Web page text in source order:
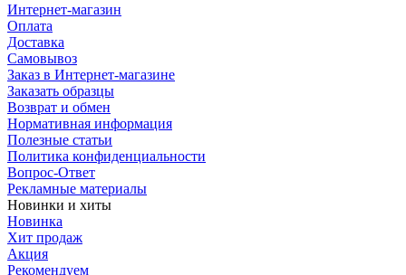
Интернет-магазин
Оплата
Доставка
Самовывоз
Заказ в Интернет-магазине
Заказать образцы
Возврат и обмен
Нормативная информация
Полезные статьи
Политика конфиденциальности
Вопрос-Ответ
Рекламные материалы
Новинки и хиты
Новинка
Хит продаж
Акция
Рекомендуем